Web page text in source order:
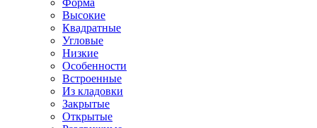
Форма
Высокие
Квадратные
Угловые
Низкие
Особенности
Встроенные
Из кладовки
Закрытые
Открытые